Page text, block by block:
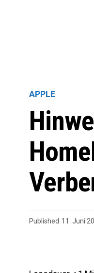
APPLE
Published 11. Juni